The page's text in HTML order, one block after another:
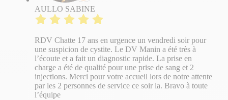
AULLO SABINE
RDV Chatte 17 ans en urgence un vendredi soir pour
une suspicion de cystite. Le DV Manin a été très à
l’écoute et a fait un diagnostic rapide. La prise en
charge a été de qualité pour une prise de sang et 2
injections. Merci pour votre accueil lors de notre attente
par les 2 personnes de service ce soir la. Bravo à toute
l’équipe